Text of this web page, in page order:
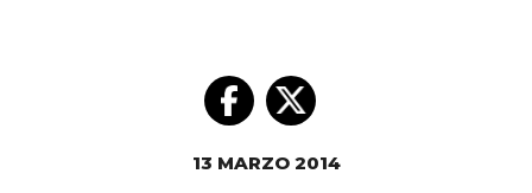
13 MARZO 2014